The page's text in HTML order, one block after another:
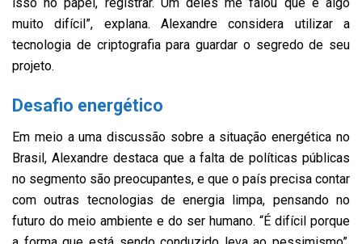
muito difícil”, explana. Alexandre considera utilizar a
tecnologia de criptografia para guardar o segredo de seu
projeto.
Desafio energético
Em meio a uma discussão sobre a situação energética no
Brasil, Alexandre destaca que a falta de políticas públicas
no segmento são preocupantes, e que o país precisa contar
com outras tecnologias de energia limpa, pensando no
futuro do meio ambiente e do ser humano. “É difícil porque